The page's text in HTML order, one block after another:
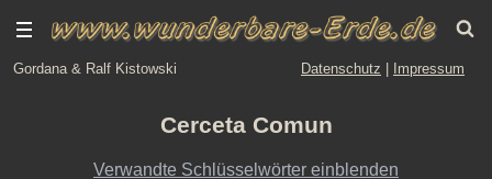
Gordana & Ralf Kistowski Datenschutz Impressum
Cerceta Comun
Verwandte Schlüsselwörter einblenden